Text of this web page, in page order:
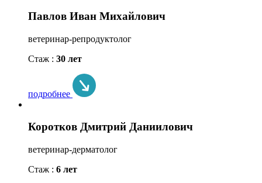
Павлов Иван Михайлович
ветеринар-репродуктолог
Стаж : 30 лет
подробнее
Коротков Дмитрий Даниилович
ветеринар-дерматолог
Стаж : 6 лет